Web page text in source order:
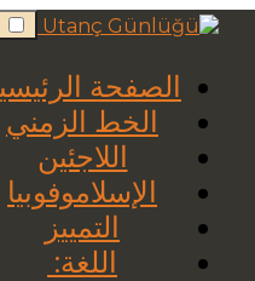
Skip
to
الصفحة
الخط الزمني
اللاجئين
الإسلاموفوبيا
التمييز
اللغة: